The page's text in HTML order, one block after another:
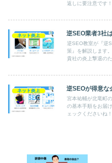
返しに要注意です！
ネット炎上 逆SEO業者3社
逆SEO教室が『逆
策』を解説します
貴社の炎上撃退の
ネット炎上 逆SEOが得意な
宮本祐輔が北竜町
の基本手順をお届
ェックくださいね！